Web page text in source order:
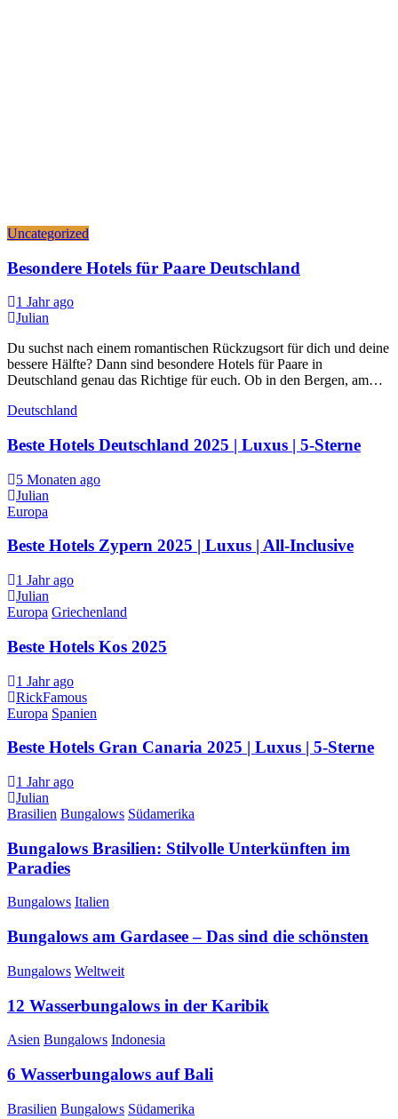
Uncategorized
Besondere Hotels für Paare Deutschland
1 Jahr ago
Julian
Du suchst nach einem romantischen Rückzugsort für dich und deine
bessere Hälfte? Dann sind besondere Hotels für Paare in
Deutschland genau das Richtige für euch. Ob in den Bergen, am…
Deutschland
Beste Hotels Deutschland 2025 | Luxus | 5-Sterne
5 Monaten ago
Julian
Europa
Beste Hotels Zypern 2025 | Luxus | All-Inclusive
1 Jahr ago
Julian
Europa Griechenland
Beste Hotels Kos 2025
1 Jahr ago
RickFamous
Europa Spanien
Beste Hotels Gran Canaria 2025 | Luxus | 5-Sterne
1 Jahr ago
Julian
Brasilien Bungalows Südamerika
Bungalows Brasilien: Stilvolle Unterkünften im
Paradies
Bungalows Italien
Bungalows am Gardasee – Das sind die schönsten
Bungalows Weltweit
12 Wasserbungalows in der Karibik
Asien Bungalows Indonesia
6 Wasserbungalows auf Bali
Brasilien Bungalows Südamerika